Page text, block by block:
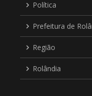
Política
Prefeitura de
Região
Rolândia